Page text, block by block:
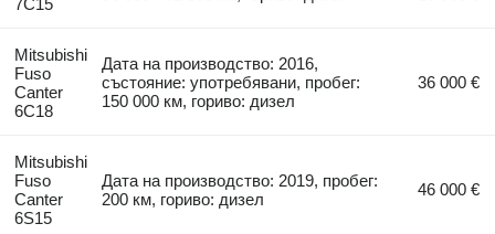
Mitsubishi
Fuso
Canter
6C18
Дата на производство: 2016,
състояние: употребявани, пробег:
150 000 км, гориво: дизел
36 000 €
Mitsubishi
Fuso
Canter
6S15
Дата на производство: 2019, пробег:
200 км, гориво: дизел
46 000 €